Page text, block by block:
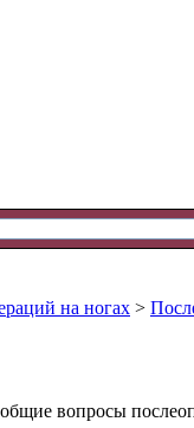
на ногах >
вопросы